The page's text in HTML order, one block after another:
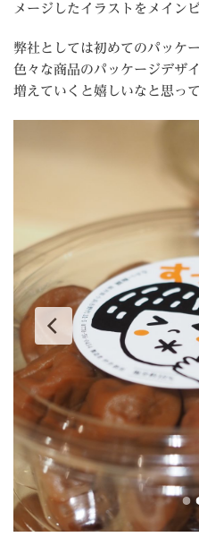
メージしたイラストをメイン
弊社としては初めてのパッケ
色々な商品のパッケージデザ
増えていくと嬉しいなと思って